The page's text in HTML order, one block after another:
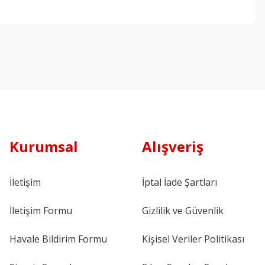
Kurumsal
İletişim
İletişim Formu
Havale Bildirim Formu
Alışveriş
İptal İade Şartları
Gizlilik ve Güvenlik
Kişisel Veriler Politikası